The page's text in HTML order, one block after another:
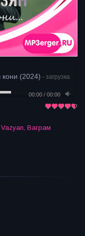
(2024) - загрузка
00:00 / 00:00
Ваграм